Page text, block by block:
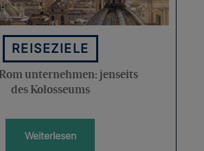
REISEZIELE
unternehmen: jenseits
des Kolosseums
Weiterlesen